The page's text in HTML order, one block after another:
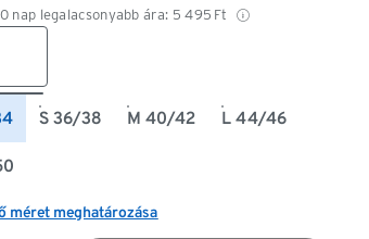
nap legalacsonyabb ára: 5 495 Ft
S 36/38 M 40/42 L 44/46
méret meghatározása